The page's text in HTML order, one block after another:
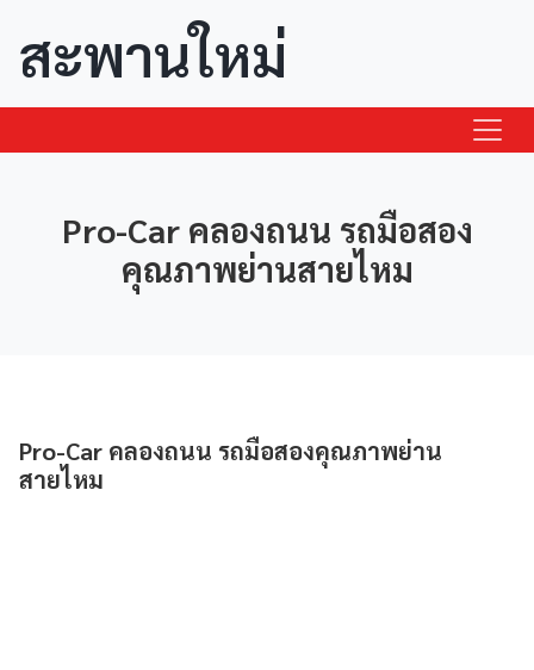
สะพานใหม่
Pro-Car คลองถนน รถมือสอง
คุณภาพย่านสายไหม
Pro-Car คลองถนน รถมือสองคุณภาพย่าน
สายไหม